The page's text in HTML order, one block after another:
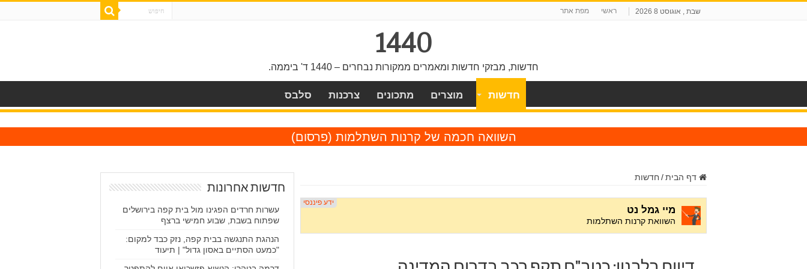
שבת , אוגוסט 8 2026 ראשי מפת אתר
1440
חדשות, מבזקי חדשות ומאמרים ממקורות נבחרים – 1440 ד' ביממה.
חדשות מוצרים מתכונים צרכנות סלבס
השוואה חכמה של קרנות השתלמות (פרסום)
דף הבית/ חדשות
חדשות אחרונות
עשרות חרדים הפגינו מול בית קפה בירושלים
שפתוח בשבת, שבוע חמישי ברצף
הנהגת התנגשה בבית קפה, נזק כבד למקום:
"כמעט הסתיים באסון גדול" | תיעוד